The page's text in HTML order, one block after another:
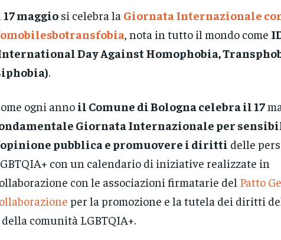
17 maggiosi celebra la Giornata Internazionale
, nota in tutto il mondo come
Day Against Homophobia,
.
ogni annoil Comune di Bologna celebra il 17
Giornata Internazionale per
pubblica e promuovere i diritti delle
con un calendario di iniziative realizzate in
con le associazioni firmatarie del Patto
per la promozione e la tutela dei diritti
della comunità LGBTQIA+.